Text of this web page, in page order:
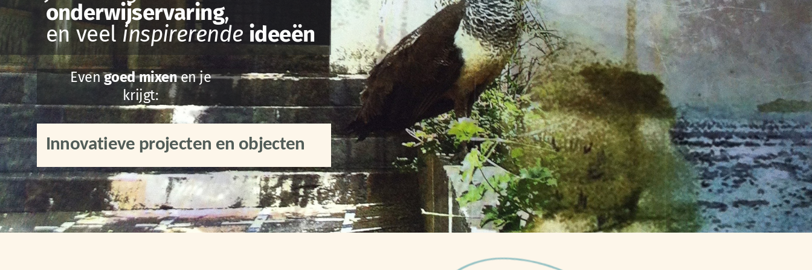
onderwijservaring,
en veel inspirerende ideeën
Evengoed mixenen je
krijgt:
Innovatieve projecten en objecten